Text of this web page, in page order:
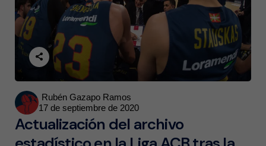
Posted
by
Rubén Gazapo Ramos
17 de septiembre de 2020
Actualización del archivo